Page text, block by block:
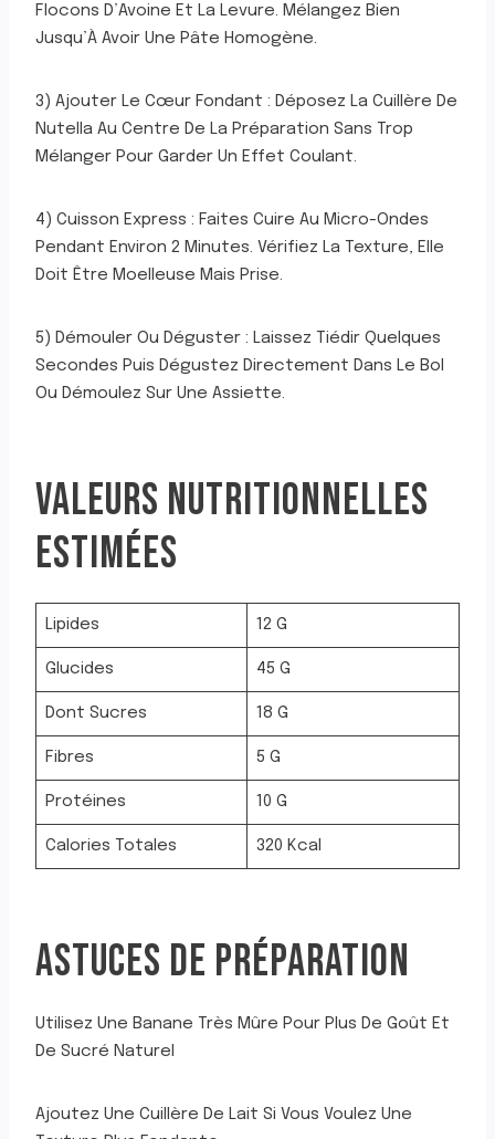
Flocons D’Avoine Et La Levure. Mélangez Bien
Jusqu’À Avoir Une Pâte Homogène.
3) Ajouter Le Cœur Fondant : Déposez La Cuillère De
Nutella Au Centre De La Préparation Sans Trop
Mélanger Pour Garder Un Effet Coulant.
4) Cuisson Express : Faites Cuire Au Micro-Ondes
Pendant Environ 2 Minutes. Vérifiez La Texture, Elle
Doit Être Moelleuse Mais Prise.
5) Démouler Ou Déguster : Laissez Tiédir Quelques
Secondes Puis Dégustez Directement Dans Le Bol
Ou Démoulez Sur Une Assiette.
VALEURS NUTRITIONNELLES
ESTIMÉES
Lipides 12 G
Glucides 45 G
Dont Sucres 18 G
Fibres 5 G
Protéines 10 G
Calories Totales 320 Kcal
ASTUCES DE PRÉPARATION
Utilisez Une Banane Très Mûre Pour Plus De Goût Et
De Sucré Naturel
Ajoutez Une Cuillère De Lait Si Vous Voulez Une